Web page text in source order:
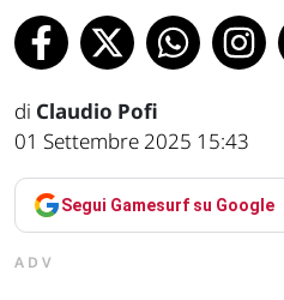
di Claudio Pofi
01 Settembre 2025 15:43
Segui Gamesurf su Google
ADV